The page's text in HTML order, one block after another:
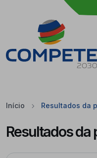
Saltar para o conteúdo
Início Resultados da
Resultados da